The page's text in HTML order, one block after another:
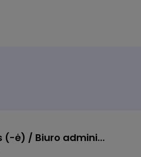
Pardavimų vadybininkas (-ė) / Biuro administratorius (-ė) (B2B)